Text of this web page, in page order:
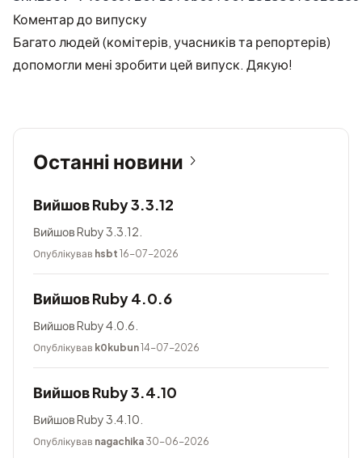
Коментар до випуску
Багато людей (комітерів, учасників та репортерів)
допомогли мені зробити цей випуск. Дякую!
Останні новини
Вийшов Ruby 3.3.12
Вийшов Ruby 3.3.12.
Опублікував hsbt 16-07-2026
Вийшов Ruby 4.0.6
Вийшов Ruby 4.0.6.
Опублікував k0kubun14-07-2026
Вийшов Ruby 3.4.10
Вийшов Ruby 3.4.10.
Опублікував nagachika 30-06-2026